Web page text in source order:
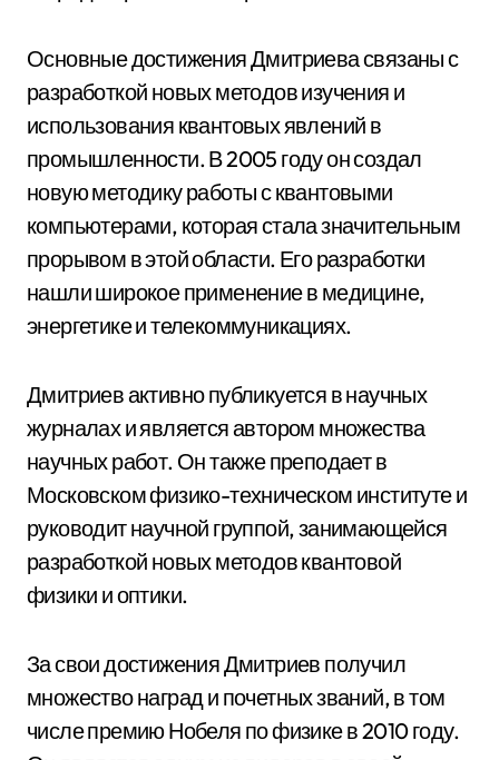
Основные достижения Дмитриева связаны с
разработкой новых методов изучения и
использования квантовых явлений в
промышленности. В 2005 году он создал
новую методику работы с квантовыми
компьютерами, которая стала значительным
прорывом в этой области. Его разработки
нашли широкое применение в медицине,
энергетике и телекоммуникациях.
Дмитриев активно публикуется в научных
журналах и является автором множества
научных работ. Он также преподает в
Московском физико-техническом институте и
руководит научной группой, занимающейся
разработкой новых методов квантовой
физики и оптики.
За свои достижения Дмитриев получил
множество наград и почетных званий, в том
числе премию Нобеля по физике в 2010 году.